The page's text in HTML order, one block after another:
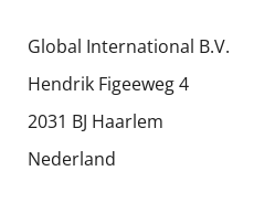
Global International B.V.
Hendrik Figeeweg 4
2031 BJ Haarlem
Nederland